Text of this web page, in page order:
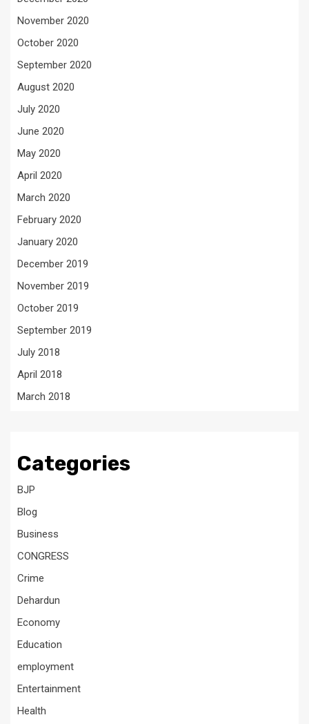
November 2020
October 2020
September 2020
August 2020
July 2020
June 2020
May 2020
April 2020
March 2020
February 2020
January 2020
December 2019
November 2019
October 2019
September 2019
July 2018
April 2018
March 2018
Categories
BJP
Blog
Business
CONGRESS
Crime
Dehardun
Economy
Education
employment
Entertainment
Health